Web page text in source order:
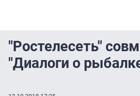
"Ростелесеть"
"Диалоги о